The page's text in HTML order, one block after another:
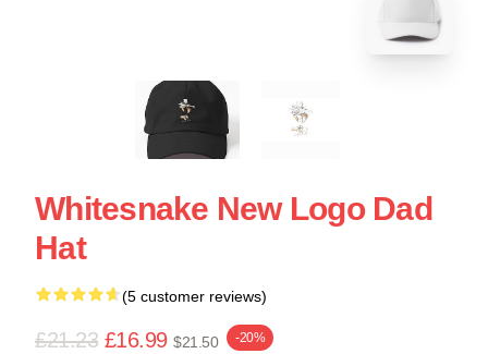
Whitesnake New Logo Dad
Hat
(5 customer reviews)
£21.23 £16.99 $21.50 -20%